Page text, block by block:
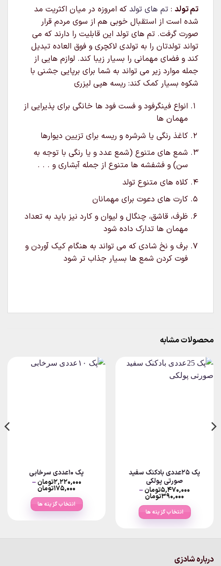
تم تولد : تم های تولد که امروزه در میان اکثریت مد
شده است از استقبال خوبی هم از سوی مردم قرار
صورت گرفت. تم های تولد این قابلیت را دارند که می
تواند تولدتان را به تولدی لاکچری و فوق العاده تبدیل
کند و فضای مهمانی را بسیار زیبا کند. لوازم هایی از
جمله موارد زیر می تواند به شما برای برپایی جشنی با
شکوه بسیار کمک کند: ریسه هپی لیزری
انواع فینگرفود و فست فود ها خانگی برای پذیرایی از
مهمان ها
کاغذ رنگی یا شرشره و ریسه برای تزیین دیوارها
شمع های متنوع (شمع عدد و یا رنگی با توجه به
سن) و فشفشه ها متنوع از جمله آبشاری و . . .
کلاه های متنوع تولد
کارت های دعوت برای مهمانان
ظرف، قاشق، چنگال و لیوان و کارد نیز باید به تعداد
مهمان ها تدارک داده شود
برف و نخ شادی که می تواند به هنگام کیک آوردن و
فوت کردن شمع ها بسیار جذاب تر شود
محصولات مشابه
پک 25عددی بادکنک سفید
صورتی پولکی
۵,۴۷۰,۰۰۰تومان–
۳۹۰,۰۰۰تومانPrice
through
۵,۴۷۰,۰۰۰تومان
انتخاب گزینه ها
پک ۱۰عددی سرخابی
۲,۲۲۰,۰۰۰تومان–
۱۷۵,۰۰۰تومانPrice
through
۲,۲۲۰,۰۰۰تومان
انتخاب گزینه ها
درباره شادزی